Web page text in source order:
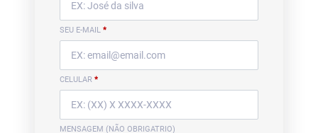
SEU E-MAIL *
CELULAR *
MENSAGEM (NÃO OBRIGATRIO)